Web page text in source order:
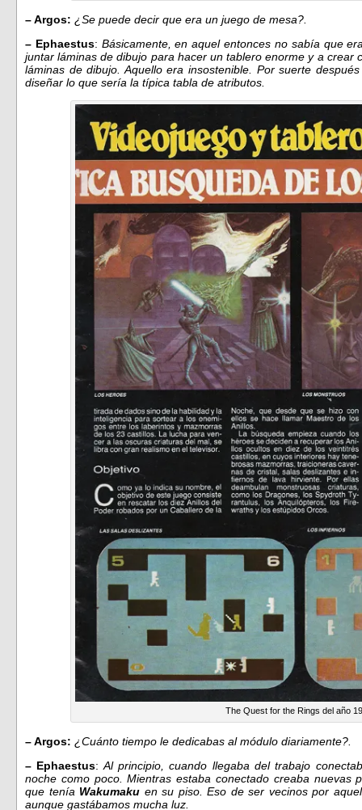
– Argos: ¿Se puede decir que era un juego de mesa?.
– Ephaestus: Básicamente, en aquel entonces no sabía que
juntar láminas de dibujo para hacer un tablero enorme y a crear
láminas de dibujo. Aquello era insostenible. Por suerte
diseñar lo que sería la típica tabla de atributos.
The Quest for the Rings del año
– Argos: ¿Cuánto tiempo le dedicabas al módulo diariamente?.
– Ephaestus: Al principio, cuando llegaba del trabajo
noche como poco. Mientras estaba conectado creaba nuevas
que tenía Wakumaku en su piso. Eso de ser vecinos por
aunque gastábamos mucha luz.